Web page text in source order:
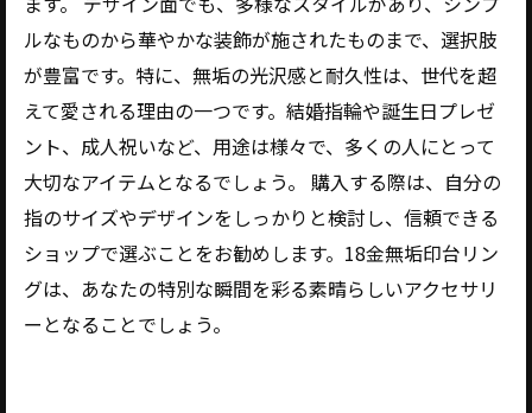
ルなものから華やかな装飾が施されたものまで、選択肢
が豊富です。特に、無垢の光沢感と耐久性は、世代を超
えて愛される理由の一つです。結婚指輪や誕生日プレゼ
ント、成人祝いなど、用途は様々で、多くの人にとって
大切なアイテムとなるでしょう。 購入する際は、自分の
指のサイズやデザインをしっかりと検討し、信頼できる
ショップで選ぶことをお勧めします。18金無垢印台リン
グは、あなたの特別な瞬間を彩る素晴らしいアクセサリ
ーとなることでしょう。